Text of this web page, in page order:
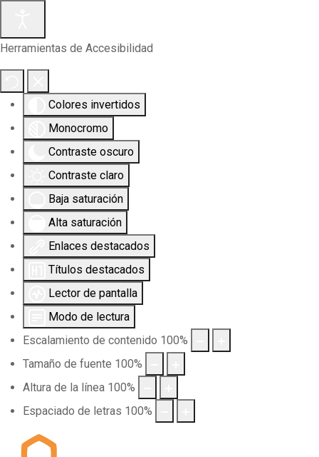
Herramientas de Accesibilidad
Colores invertidos
Monocromo
Contraste oscuro
Contraste claro
Baja saturación
Alta saturación
Enlaces destacados
Títulos destacados
Lector de pantalla
Modo de lectura
Escalamiento de contenido 100%
Tamaño de fuente 100%
Altura de la línea 100%
Espaciado de letras 100%